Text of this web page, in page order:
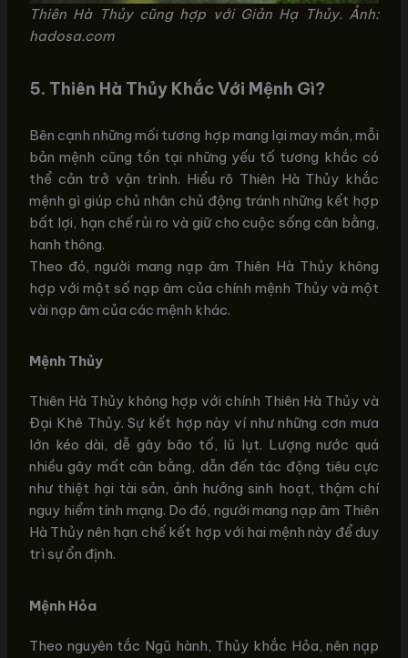
Thiên Hà Thủy cũng hợp với Giản Hạ Thủy. Ảnh:
hadosa.com
5. Thiên Hà Thủy Khắc Với Mệnh Gì?
Bên cạnh những mối tương hợp mang lại may mắn, mỗi
bản mệnh cũng tồn tại những yếu tố tương khắc có
thể cản trở vận trình. Hiểu rõ Thiên Hà Thủy khắc
mệnh gì giúp chủ nhân chủ động tránh những kết hợp
bất lợi, hạn chế rủi ro và giữ cho cuộc sống cân bằng,
hanh thông.
Theo đó, người mang nạp âm Thiên Hà Thủy không
hợp với một số nạp âm của chính mệnh Thủy và một
vài nạp âm của các mệnh khác.
Mệnh Thủy
Thiên Hà Thủy không hợp với chính Thiên Hà Thủy và
Đại Khê Thủy. Sự kết hợp này ví như những cơn mưa
lớn kéo dài, dễ gây bão tố, lũ lụt. Lượng nước quá
nhiều gây mất cân bằng, dẫn đến tác động tiêu cực
như thiệt hại tài sản, ảnh hưởng sinh hoạt, thậm chí
nguy hiểm tính mạng. Do đó, người mang nạp âm Thiên
Hà Thủy nên hạn chế kết hợp với hai mệnh này để duy
trì sự ổn định.
Mệnh Hỏa
Theo nguyên tắc Ngũ hành, Thủy khắc Hỏa, nên nạp